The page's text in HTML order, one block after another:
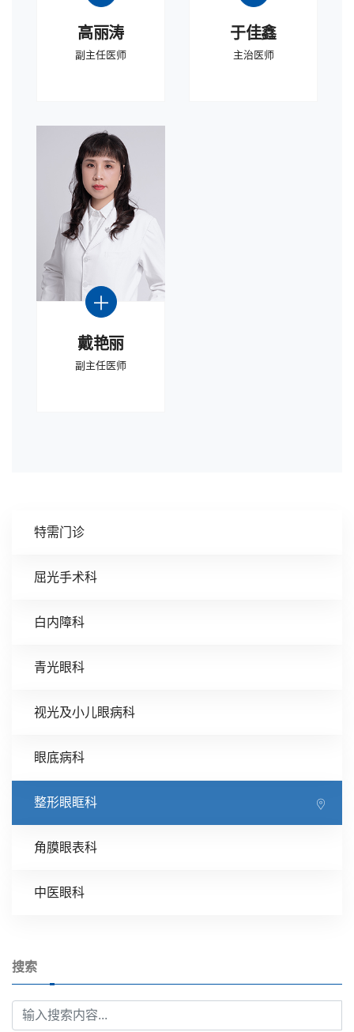
特需门诊
屈光手术科
白内障科
青光眼科
视光及小儿眼病科
眼底病科
整形眼眶科
角膜眼表科
中医眼科
搜索
高丽涛
副主任医师
于佳鑫
主治医师
戴艳丽
副主任医师